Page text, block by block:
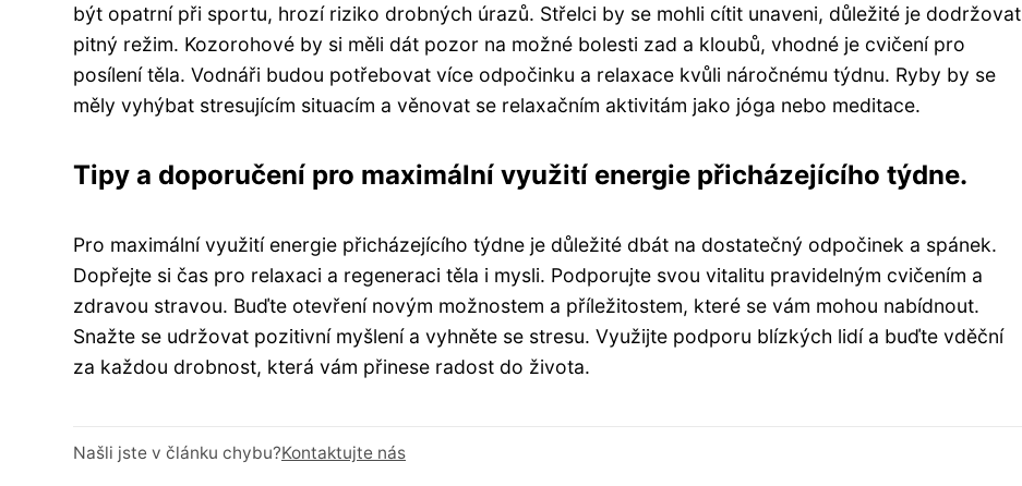
být opatrní při sportu, hrozí riziko drobných úrazů. Střelci by se mohli cítit unaveni, důležité je dodržovat
pitný režim. Kozorohové by si měli dát pozor na možné bolesti zad a kloubů, vhodné je cvičení pro
posílení těla. Vodnáři budou potřebovat více odpočinku a relaxace kvůli náročnému týdnu. Ryby by se
měly vyhýbat stresujícím situacím a věnovat se relaxačním aktivitám jako jóga nebo meditace.
Tipy a doporučení pro maximální využití energie přicházejícího týdne.
Pro maximální využití energie přicházejícího týdne je důležité dbát na dostatečný odpočinek a spánek.
Dopřejte si čas pro relaxaci a regeneraci těla i mysli. Podporujte svou vitalitu pravidelným cvičením a
zdravou stravou. Buďte otevření novým možnostem a příležitostem, které se vám mohou nabídnout.
Snažte se udržovat pozitivní myšlení a vyhněte se stresu. Využijte podporu blízkých lidí a buďte vděční
za každou drobnost, která vám přinese radost do života.
Našli jste v článku chybu?Kontaktujte nás